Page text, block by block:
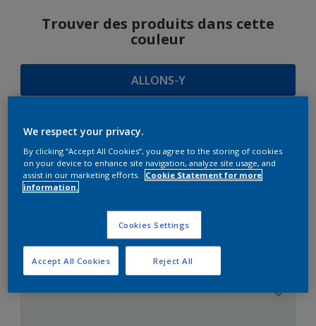
Trouver des produits dans cette
couleur
ALLONS-Y
SUGGESTIONS
D'HARMONIES
Le Blanc Parfait
We respect your privacy.
By clicking “Accept All Cookies”, you agree to the storing of cookies
on your device to enhance site navigation, analyze site usage, and
assist in our marketing efforts.
Cookie Statement for more
information.
Cookies Settings
Reject All
Accept All Cookies